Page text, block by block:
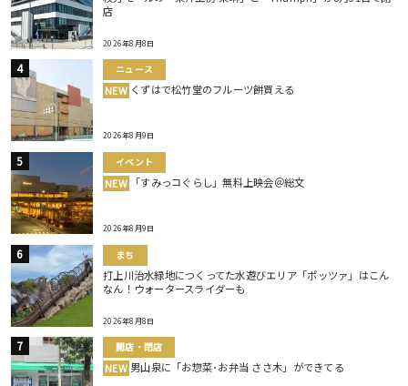
店
2026年8月8日
ニュース
NEW くずはで松竹堂のフルーツ餅買える
2026年8月9日
イベント
NEW 「すみっコぐらし」無料上映会＠総文
2026年8月9日
まち
打上川治水緑地につくってた水遊びエリア「ポッツァ」はこん
なん！ウォータースライダーも
2026年8月8日
開店・閉店
NEW 男山泉に「お惣菜･お弁当 ささ木」ができてる